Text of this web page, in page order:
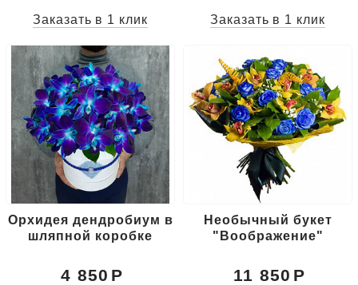
Заказать в 1 клик Заказать в 1 клик
Орхидея дендробиум в
шляпной коробке
4 850
Необычный букет
"Воображение"
11 850